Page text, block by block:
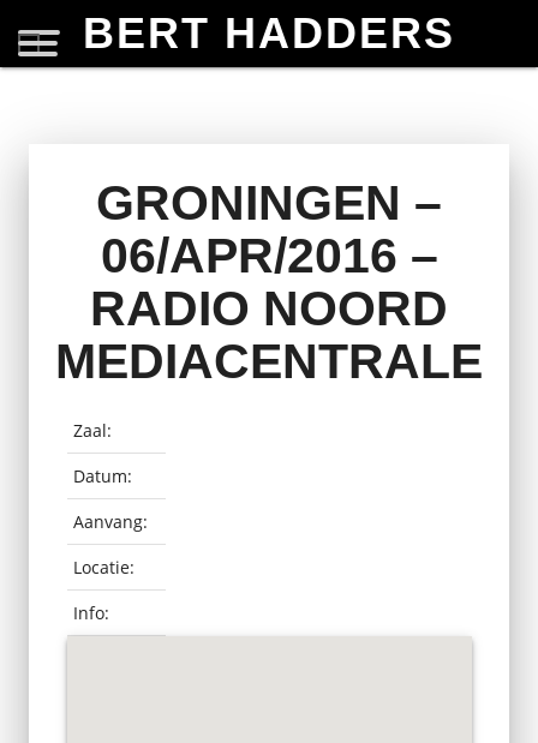
BERT HADDERS
GRONINGEN –
06/APR/2016 –
RADIO NOORD
MEDIACENTRALE
Zaal:
Datum:
Aanvang:
Locatie:
Info: